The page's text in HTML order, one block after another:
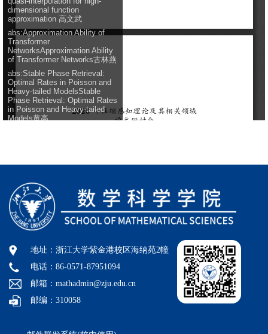
地址：浙江大学紫金港校区海纳苑2幢
电话：86-0571-87951094
邮箱：mathadmin@zju.edu.cn
邮编：310058